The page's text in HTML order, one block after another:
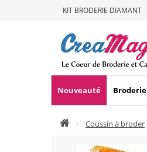
KIT BRODERIE DIAMANT
Nouveauté Broderie
Coussin à broder